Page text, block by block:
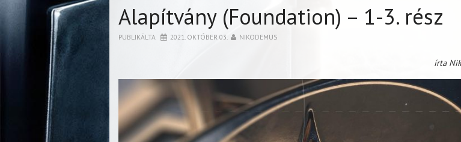
Alapítvány (Foundation) – 1-3. rész
PUBLIKÁLTA 2021. OKTÓBER 03. NIKODEMUS
írta